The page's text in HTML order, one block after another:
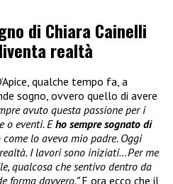
di Chiara Cainelli
realtà
qualche tempo fa, a
sogno, ovvero quello di avere
avuto questa passione per i
o eventi. Eho sempre sognato di
come lo aveva mio padre. Oggi
I lavori sono iniziati…Per me
qualcosa che sentivo dentro da
forma davvero.”E ora ecco che il